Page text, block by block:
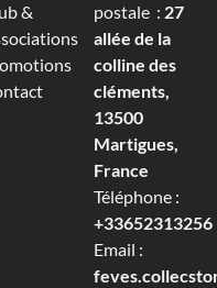
&
postale : 27
allée de la
colline des
cléments,
13500
Martigues,
France
Téléphone :
+33652313256‬
Email :